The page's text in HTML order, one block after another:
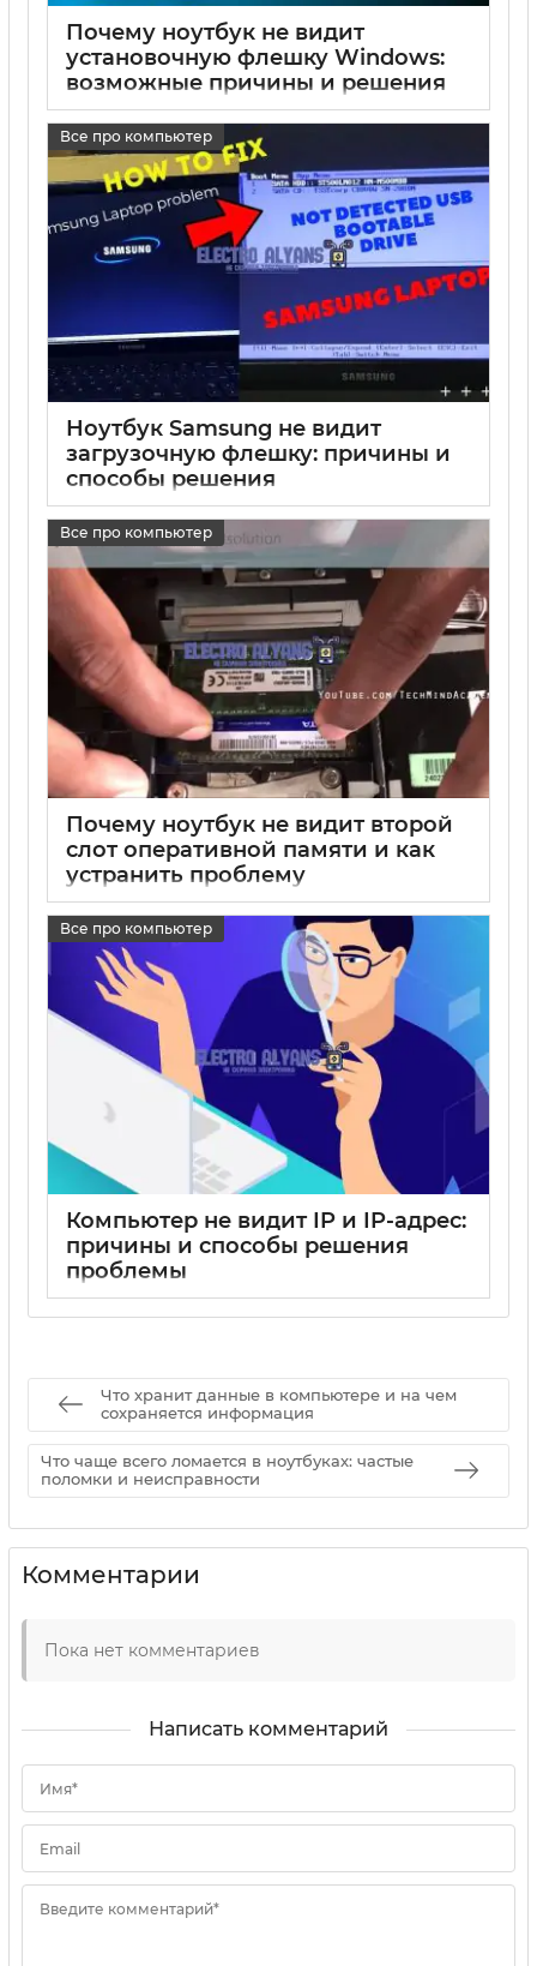
Почему ноутбук не видит
установочную флешку Windows:
возможные причины и решения
Все про компьютер
Ноутбук Samsung не видит
загрузочную флешку: причины и
способы решения
Все про компьютер
Почему ноутбук не видит второй
слот оперативной памяти и как
устранить проблему
Все про компьютер
Компьютер не видит IP и IP-адрес:
причины и способы решения
проблемы
Что хранит данные в компьютере и на чем
сохраняется информация
Что чаще всего ломается в ноутбуках: частые
поломки и неисправности
Комментарии
Пока нет комментариев
Написать комментарий
Имя*
Email
Введите комментарий*